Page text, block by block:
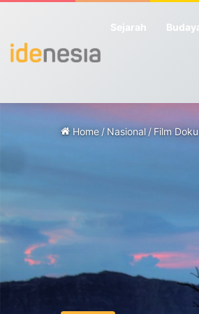
Sejarah
Home /Nasional /Film